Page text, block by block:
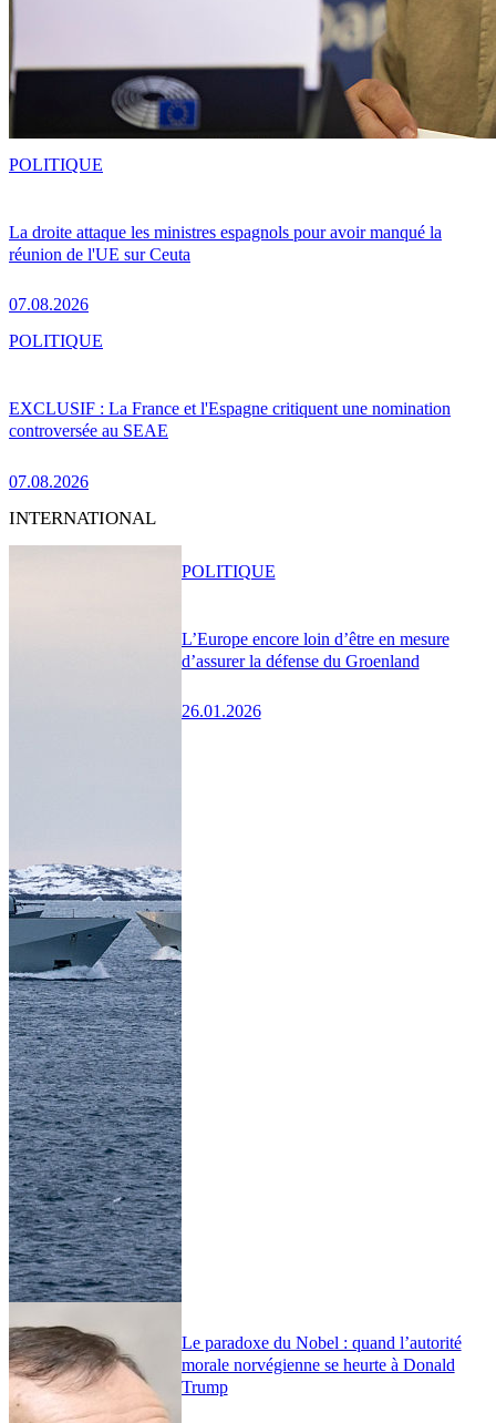
La droite attaque les ministres espagnols pour avoir manqué la
réunion de l'UE sur Ceuta
07.08.2026
POLITIQUE
EXCLUSIF : La France et l'Espagne critiquent une nomination
controversée au SEAE
07.08.2026
POLITIQUE
INTERNATIONAL
L’Europe encore loin d’être en mesure
d’assurer la défense du Groenland
26.01.2026
POLITIQUE
Le paradoxe du Nobel : quand l’autorité
morale norvégienne se heurte à Donald
Trump